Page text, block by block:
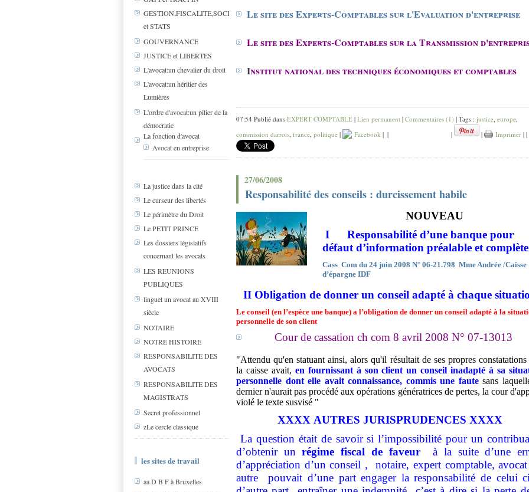
GESTION,FISCALITE,SOCIAL
et STATS
GOUVERNANCE
JUSTICE et LIBERTES
L'avocat:un chevalier du droit
L'avocat:un héritier des
Lumières
L'ordre d'avocat:un pilier de la
démocratie
La fonction d'avocat
Avocat en entreprise
La justice dans la cité
Le curseur des libertés
Le périmètre du Droit
Le PETIT PRINCE
Les dossiers législatifs
concernant les avocats
LES REUNIONS
PUBLIQUES
linguet un avocat au XVIII
siècle
NOTAIRE
NOTRE HISTOIRE
RESPONSABILITE DES
AVOCATS
RESPONSABILITE DES
MAGISTRATS
Secret professionnel
zLe cercle classique
les sites de travail
aa D B F à Bruxelles
Le site des Experts-Comptables sur l'Evaluation d'entreprise
Le site des Experts-Comptables sur la Transmission
Institut national des techniques économiques et comptables
07:54 Publié dans EXPERT COMPTABLE | Lien permanent | Commentaires (1) | Tags : justice, europe,
commission darrois, france, politique | Facebook | | | | Imprimer | |
27/06/2008
Responsabilité des conseils : durcissement habile
NOUVEAU
I Responsabilité d’une banque pour
défaut d’information préalable et
Cass Com du 24 juin 2008 N° 06-21.798 Mme Andrée /Caisse
d’épargne IDF
II Obligation de donner un conseil adapté à chaque
Le conseil (en l’espèce une banque) a l’obligation de donner un conseil adapté à la
personnelle de son client
Cour de cassation ch com 8 avril 2008 N° 07-13013
"Attendu qu'en statuant ainsi, alors qu'il résultait de ses propres constatations
la caisse avait, en fournissant à son client un conseil inadapté à sa
personnelle dont elle avait connaissance, commis une fautesans
dernier n'aurait pas procédé aux opérations génératrices de pertes, la cour
violé le texte susvisé "
XXXX AUTRES JURISPRUDENCES XXXX
La question était de savoir si l’impossibilité pour un
d’obtenir unrégime fiscal de faveur
à la suite d’une
d’appréciation d’un conseil ,
notaire, expert comptable,
autre
pouvait d’une part engager la responsabilité de celui